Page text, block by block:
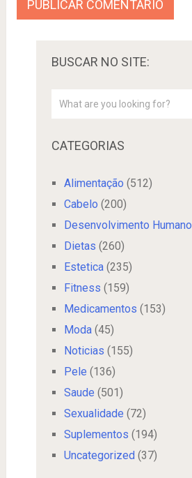
BUSCAR NO SITE:
CATEGORIAS
Alimentação (512)
Cabelo (200)
Desenvolvimento Humano
Dietas (260)
Estetica(235)
Fitness (159)
Medicamentos (153)
Moda(45)
Noticias (155)
Pele (136)
Saude (501)
Sexualidade (72)
Suplementos (194)
Uncategorized (37)